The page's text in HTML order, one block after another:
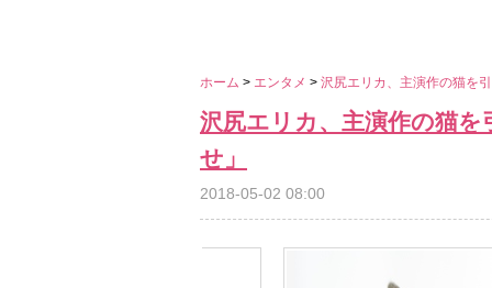
ホーム > エンタメ > 沢尻エリカ、主演作の猫を
沢尻エリカ、主演作の猫
せ」
2018-05-02 08:00